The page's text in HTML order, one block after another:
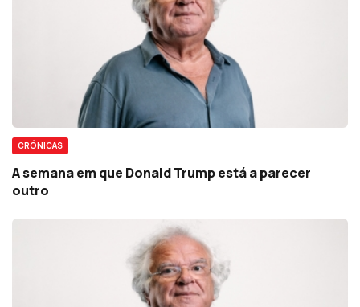
CRÓNICAS
A semana em que Donald Trump está a parecer
outro